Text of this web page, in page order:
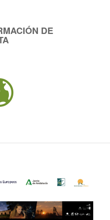
DE